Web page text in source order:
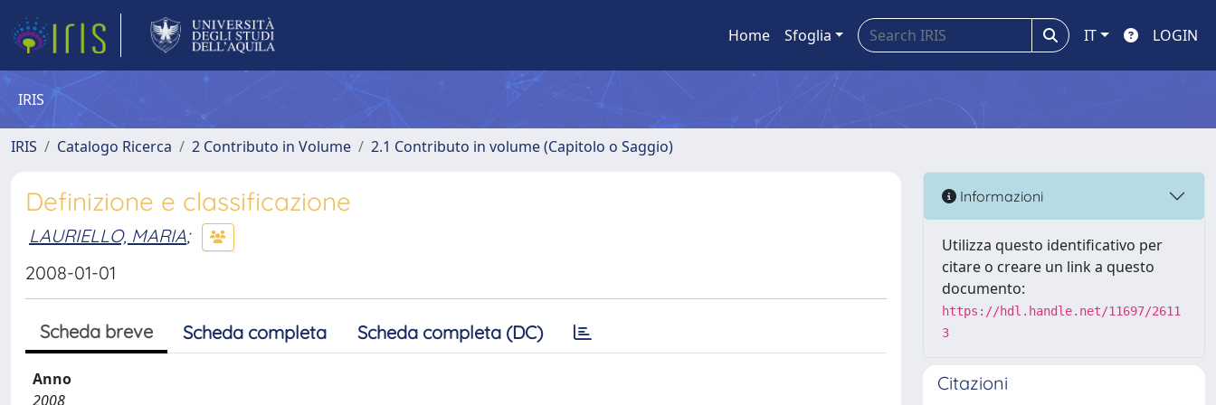
Home Sfoglia IT LOGIN
IRIS
IRIS Catalogo Ricerca 2 Contributo in Volume 2.1 Contributo in volume (Capitolo o Saggio)
Definizione e classificazione
LAURIELLO, MARIA;
2008-01-01
Scheda breve Scheda completa Scheda completa (DC)
Anno
2008
Informazioni
Utilizza questo identificativo per
citare o creare un link a questo
documento:
https://hdl.handle.net/11697/2611
3
Citazioni